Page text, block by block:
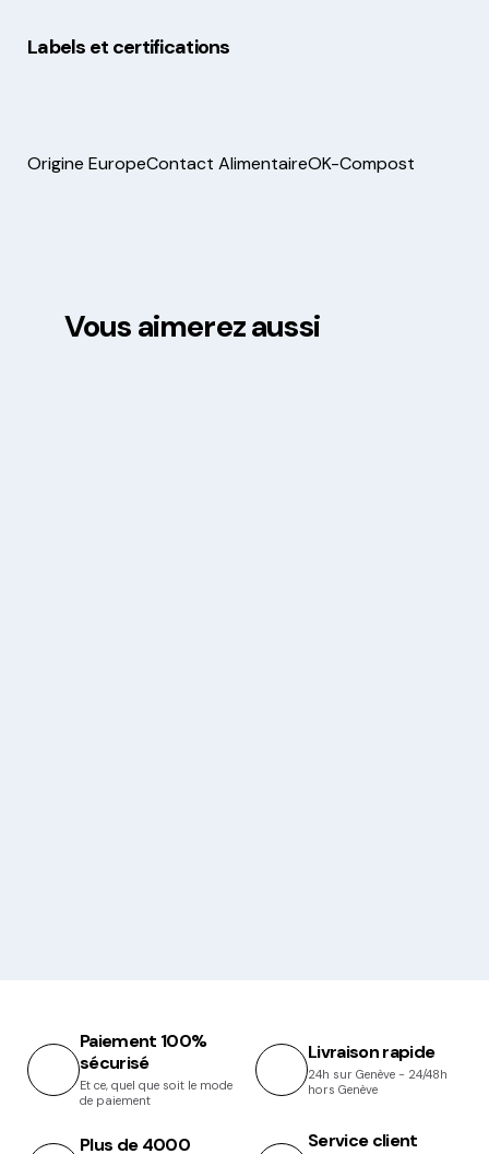
Labels et certifications
Origine EuropeContact AlimentaireOK-Compost
Vous aimerez aussi
Paiement 100%
sécurisé
Et ce, quel que soit le mode
de paiement
Livraison rapide
24h sur Genève - 24/48h
hors Genève
Plus de 4000
Service client